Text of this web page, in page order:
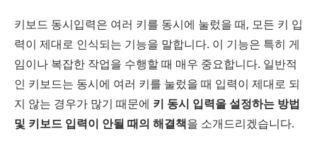
키보드 동시입력은 여러 키를 동시에 눌렀을 때, 모든 키 입
력이 제대로 인식되는 기능을 말합니다. 이 기능은 특히 게
임이나 복잡한 작업을 수행할 때 매우 중요합니다. 일반적
인 키보드는 동시에 여러 키를 눌렀을 때 입력이 제대로 되
지 않는 경우가 많기 때문에 키 동시 입력을 설정하는 방법
및 키보드 입력이 안될 때의 해결책을 소개드리겠습니다.